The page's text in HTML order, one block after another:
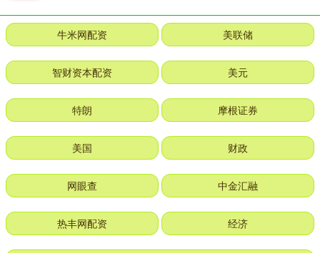
牛米网配资 美联储
智财资本配资 美元
特朗 摩根证券
美国 财政
网眼查 中金汇融
热丰网配资 经济